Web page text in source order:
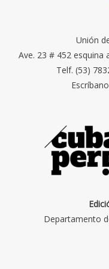
Unión
Ave. 23 # 452 esquina
Telf. (53)
Departamento